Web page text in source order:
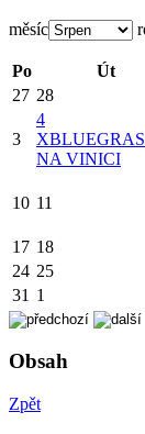
měsíc
Po Út
27 28
3
4
X
NA VINICI
10 11
17 18
24 25
31 1
Obsah
Zpět